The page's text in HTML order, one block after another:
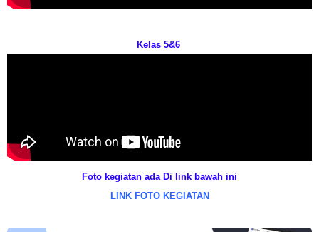
Kelas 5&6
Foto kegiatan ada Di link bawah ini
LINK FOTO KEGIATAN